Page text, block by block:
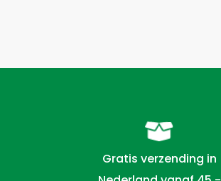
Gratis verzending in